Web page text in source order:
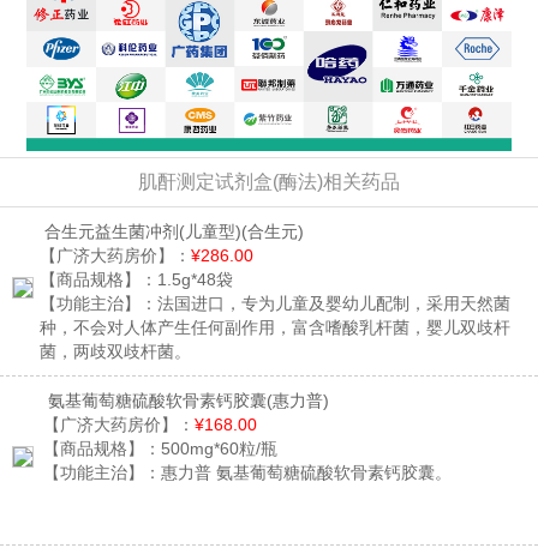
肌酐测定试剂盒(酶法)相关药品
合生元益生菌冲剂(儿童型)(合生元)
【广济大药房价】： ¥286.00
【商品规格】： 1.5g*48袋
【功能主治】： 法国进口，专为儿童及婴幼儿配制，采用天然菌
种，不会对人体产生任何副作用，富含嗜酸乳杆菌，婴儿双歧杆
菌，两歧双歧杆菌。
氨基葡萄糖硫酸软骨素钙胶囊(惠力普)
【广济大药房价】： ¥168.00
【商品规格】： 500mg*60粒/瓶
【功能主治】： 惠力普 氨基葡萄糖硫酸软骨素钙胶囊。